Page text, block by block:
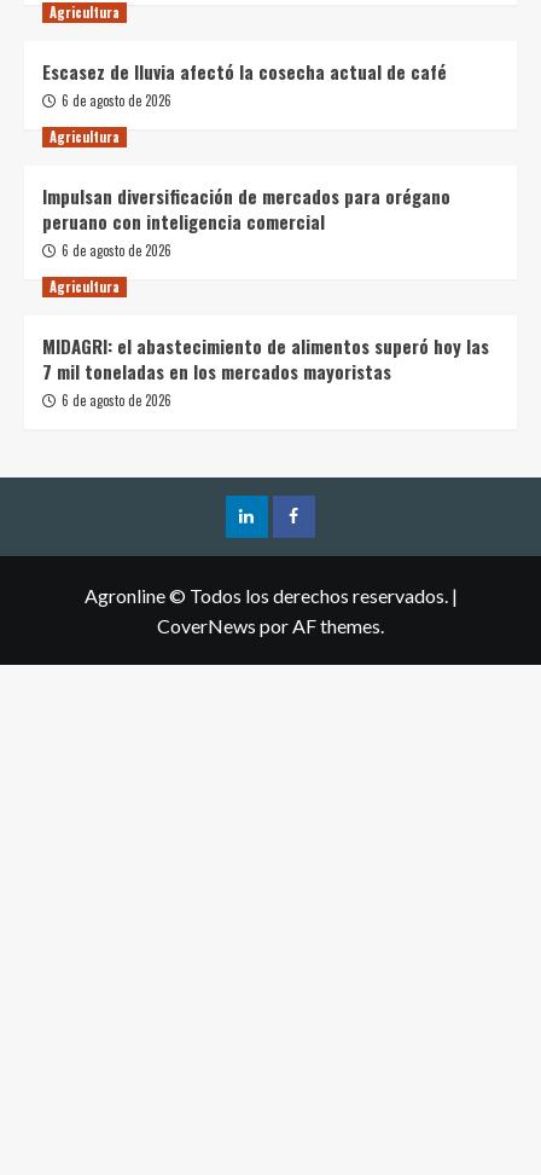
Agricultura
Escasez de lluvia afectó la cosecha actual de café
6 de agosto de 2026
Agricultura
Impulsan diversificación de mercados para orégano
peruano con inteligencia comercial
6 de agosto de 2026
Agricultura
MIDAGRI: el abastecimiento de alimentos superó hoy las
7 mil toneladas en los mercados mayoristas
6 de agosto de 2026
Agronline © Todos los derechos reservados. |
CoverNews por AF themes.